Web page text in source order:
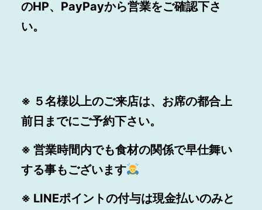
のHP、PayPayから営業をご確認下さ
い。
※ ５名様以上のご来店は、お席の都合上
前日までにご予約下さい。
※ 営業時間内でも食材の関係で早仕舞い
する事もございます
※ LINEポイントの付与は現金払いのみと